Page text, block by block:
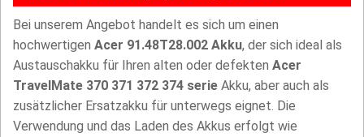
Bei unserem Angebot handelt es sich um einen
hochwertigen Acer 91.48T28.002 Akku, der sich ideal als
Austauschakku für Ihren alten oder defekten Acer
TravelMate 370 371 372 374 serie Akku, aber auch als
zusätzlicher Ersatzakku für unterwegs eignet. Die
Verwendung und das Laden des Akkus erfolgt wie